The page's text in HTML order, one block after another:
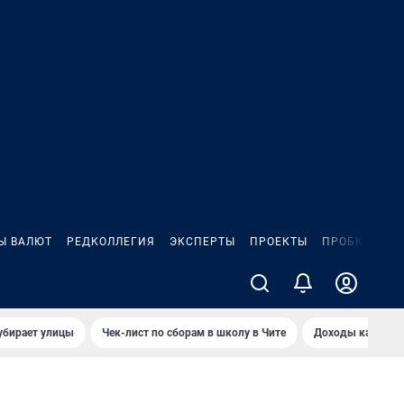
ВАЛЮТ РЕДКОЛЛЕГИЯ ЭКСПЕРТЫ ПРОЕКТЫ ПРОБКИ
улицы Чек-лист по сборам в школу в Чите Доходы